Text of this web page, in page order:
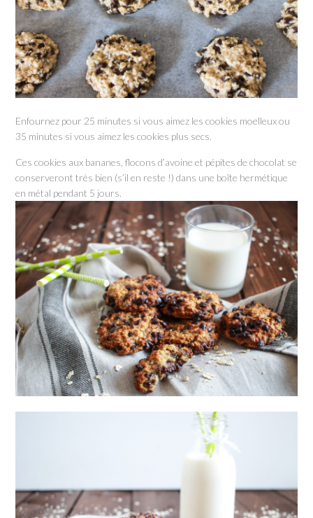
Enfournez pour 25 minutes si vous aimez les cookies moelleux ou
35 minutes si vous aimez les cookies plus secs.
Ces cookies aux bananes, flocons d’avoine et pépites de chocolat se
conserveront très bien (s’il en reste !) dans une boîte hermétique
en métal pendant 5 jours.